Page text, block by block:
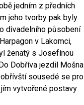
jedním z předních
jeho tvorby pak byly
divadelního působení
v Lakomci,
ženatý s Josefínou
Dobříva jezdil Mošna
sousedé se pro
vytvořené postavy